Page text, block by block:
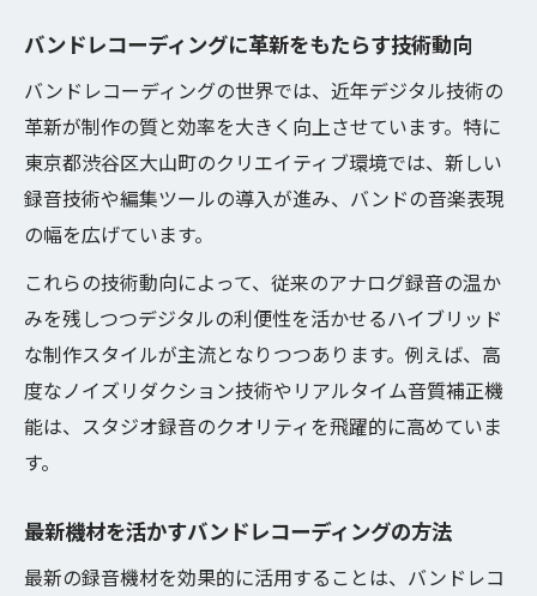
バンドレコーディングに革新をもたらす技術動向
バンドレコーディングの世界では、近年デジタル技術の
革新が制作の質と効率を大きく向上させています。特に
東京都渋谷区大山町のクリエイティブ環境では、新しい
録音技術や編集ツールの導入が進み、バンドの音楽表現
の幅を広げています。
これらの技術動向によって、従来のアナログ録音の温か
みを残しつつデジタルの利便性を活かせるハイブリッド
な制作スタイルが主流となりつつあります。例えば、高
度なノイズリダクション技術やリアルタイム音質補正機
能は、スタジオ録音のクオリティを飛躍的に高めていま
す。
最新機材を活かすバンドレコーディングの方法
最新の録音機材を効果的に活用することは、バンドレコ